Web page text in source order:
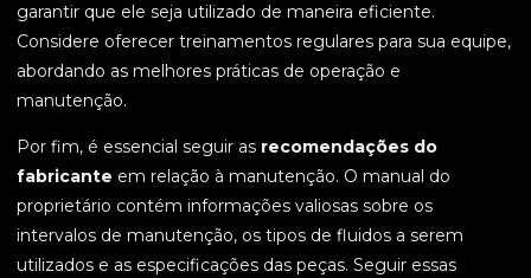
garantir que ele seja utilizado de maneira eficiente.
Considere oferecer treinamentos regulares para sua equipe,
abordando as melhores práticas de operação e
manutenção.
Por fim, é essencial seguir as recomendações do
fabricante em relação à manutenção. O manual do
proprietário contém informações valiosas sobre os
intervalos de manutenção, os tipos de fluidos a serem
utilizados e as especificações das peças. Seguir essas